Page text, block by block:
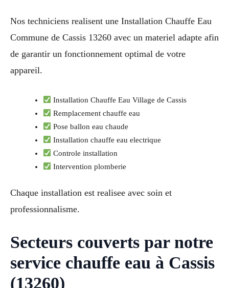
Nos techniciens realisent une Installation Chauffe Eau
Commune de Cassis 13260 avec un materiel adapte afin
de garantir un fonctionnement optimal de votre
appareil.
Installation Chauffe Eau Village de Cassis
Remplacement chauffe eau
Pose ballon eau chaude
Installation chauffe eau electrique
Controle installation
Intervention plomberie
Chaque installation est realisee avec soin et
professionnalisme.
Secteurs couverts par notre
service chauffe eau à Cassis
(13260)